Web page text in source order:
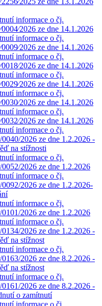
informace o čj.
ze dne 14.1.2026
informace o čj.
ze dne 14.1.2026
informace o čj.
ze dne 14.1.2026
informace o čj.
ze dne 14.1.2026
informace o čj.
ze dne 14.1.2026
informace o čj.
ze dne 14.1.2026
informace o čj.
2026 ze dne 1.2.2026 -
na stížnosti
informace o čj.
2026 ze dne 1.2.2026
informace o čj.
2026 ze dne 1.2.2026-
informace o čj.
2026 ze dne 1.2.2026
informace o čj.
2026 ze dne 1.2.2026 -
na stížnost
informace o čj.
2026 ze dne 8.2.2026 -
na stížnost
informace o čj.
2026 ze dne 8.2.2026 -
o zamítnutí
informace o čj.